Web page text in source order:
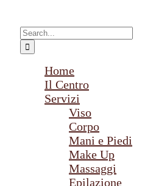
Home
Il Centro
Servizi
Viso
Corpo
Mani e Piedi
Make Up
Massaggi
Epilazione